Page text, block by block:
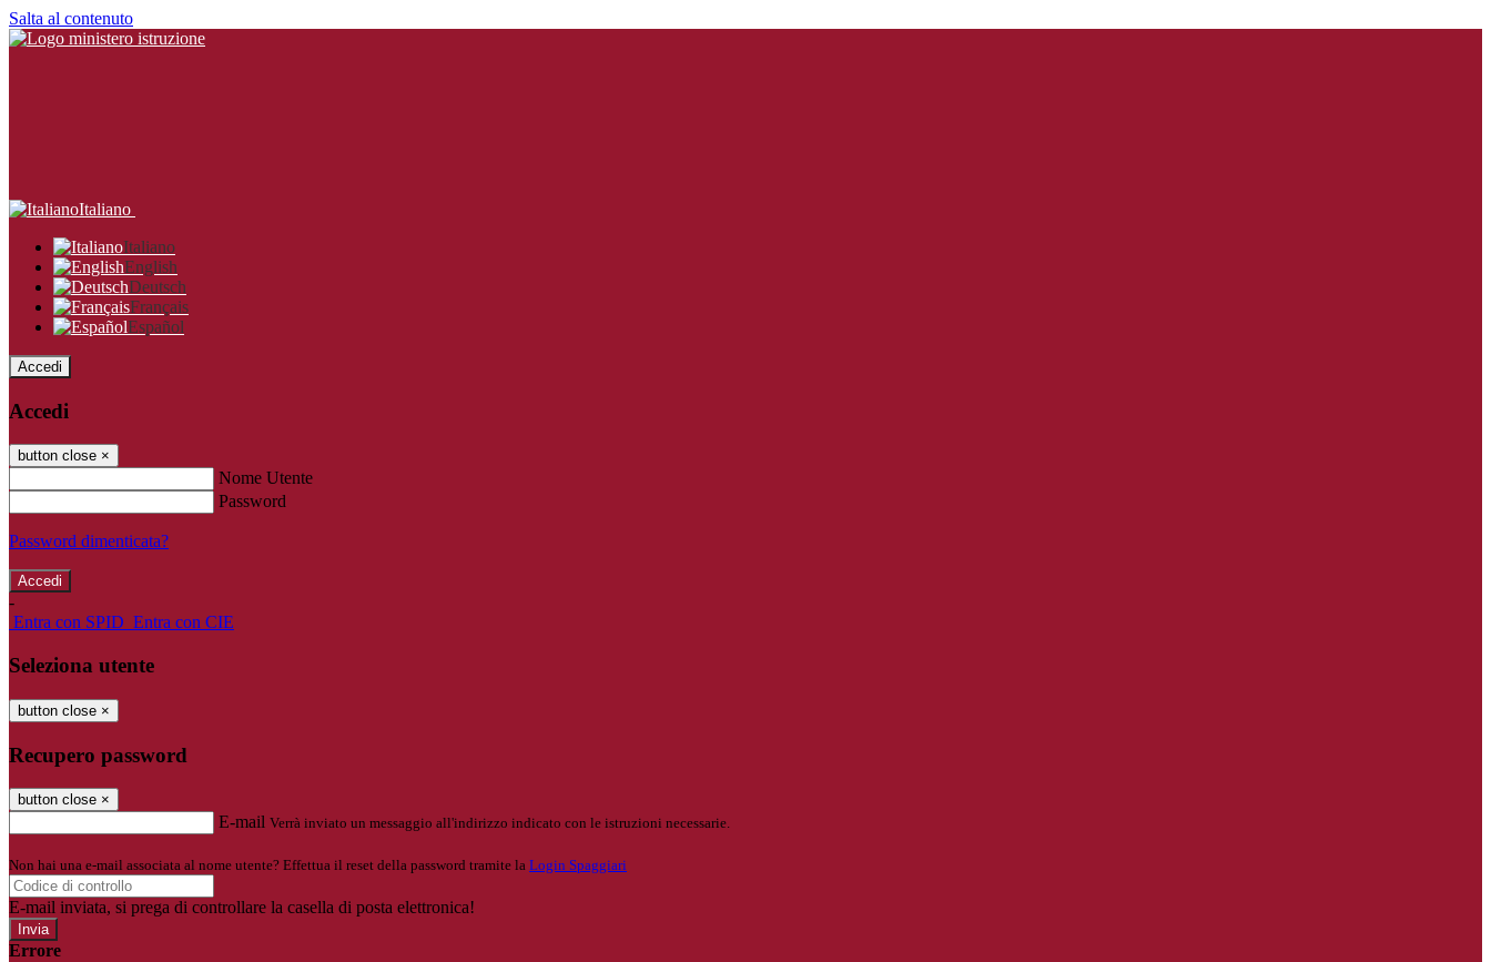
Salta al contenuto
Italiano
Italiano
English
Deutsch
Français
Español
Accedi
Accedi
button close ×
Nome Utente
Password
Password dimenticata?
-
Entra con SPID Entra con CIE
Seleziona utente
button close ×
Recupero password
button close ×
E-mail Verrà inviato un messaggio all'indirizzo indicato con le istruzioni necessarie.
Non hai una e-mail associata al nome utente? Effettua il reset della password tramite la Login Spaggiari
E-mail inviata, si prega di controllare la casella di posta elettronica!
Errore